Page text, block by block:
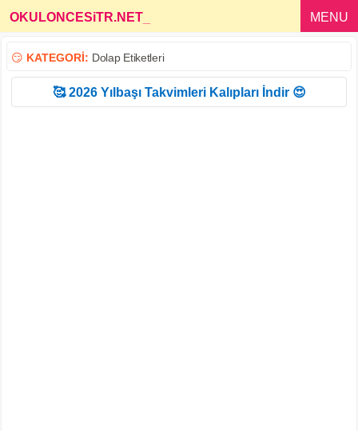
OKULONCESiTR.NET MENU
😏 KATEGORİ: Dolap Etiketleri
🥰 2026 Yılbaşı Takvimleri Kalıpları İndir 😍